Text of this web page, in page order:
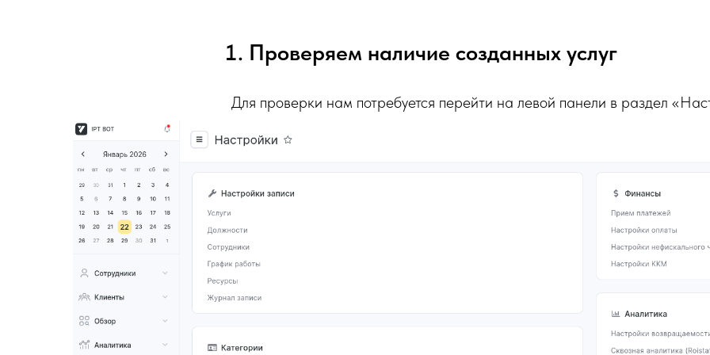
Проверяем наличие созданных услуг
Для проверки нам потребуется перейти на левой панели в раздел